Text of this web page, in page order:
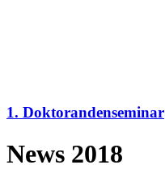
1. Doktorandenseminar
News 2018